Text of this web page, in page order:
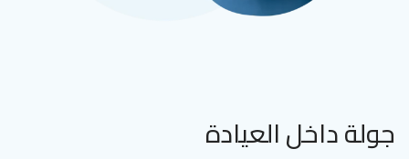
جولة داخل العيادة